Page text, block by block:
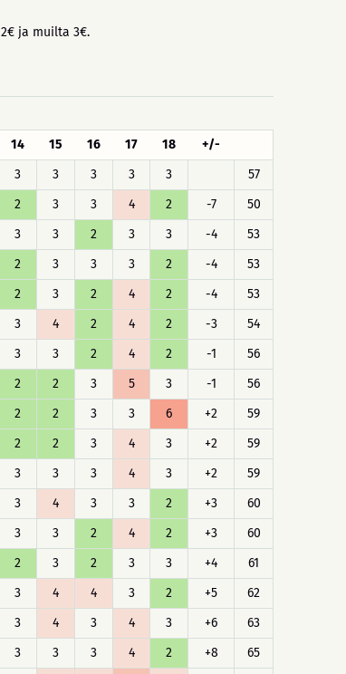
ja muilta 3€.
14 15 16 17 18
+/-
3 3 3 3 3
57
2 3 3 4 2 -7
50
3 3 2 3 3 -4
53
2 3 3 3 2 -4
53
2 3 2 4 2 -4
53
3 4 2 4 2 -3
54
3 3 2 4 2 -1
56
2 2 3 5 3 -1
56
2 2 3 3 6 +2
59
2 2 3 4 3 +2
59
3 3 3 4 3 +2
59
3 4 3 3 2 +3
60
3 3 2 4 2 +3
60
2 3 2 3 3 +4
61
3 4 4 3 2 +5
62
3 4 3 4 3 +6
63
3 3 3 4 2 +8
65